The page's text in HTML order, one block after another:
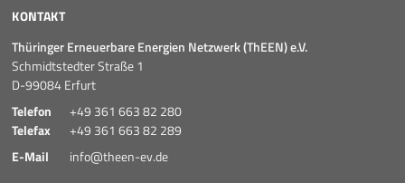
KONTAKT
Thüringer Erneuerbare Energien Netzwerk (ThEEN) e.V.
Schmidtstedter Straße 1
D-99084 Erfurt
Telefon
+49 361 663 82 280
Telefax
+49 361 663 82 289
E-Mail
info@theen-ev.de